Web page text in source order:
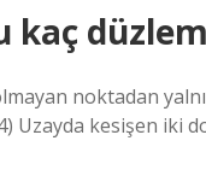
kaç
noktadan
Uzayda kesişen iki